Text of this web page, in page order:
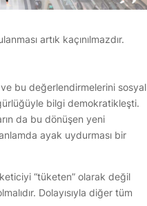
artık kaçınılmazdır.
bu değerlendirmelerini sosyal
bilgi demokratikleşti.
da bu dönüşen yeni
ayak uydurması bir
“tüketen” olarak değil
Dolayısıyla diğer tüm